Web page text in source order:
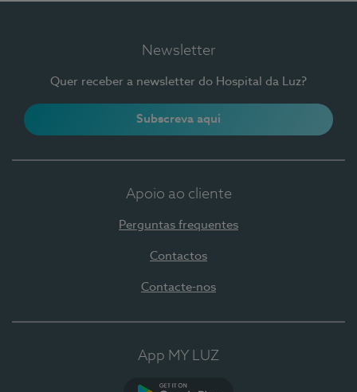
Newsletter
Quer receber a newsletter do Hospital da Luz?
Subscreva aqui
Apoio ao cliente
Perguntas frequentes
Contactos
Contacte-nos
App MY LUZ